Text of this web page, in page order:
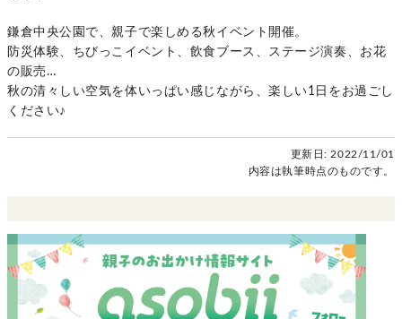
鎌倉中央公園で、親子で楽しめる秋イベント開催。
防災体験、ちびっこイベント、飲食ブース、ステージ演奏、お花
の販売…
秋の清々しい空気を体いっぱい感じながら、楽しい1日をお過ごし
ください♪
更新日:2022/11/01
内容は執筆時点のものです。